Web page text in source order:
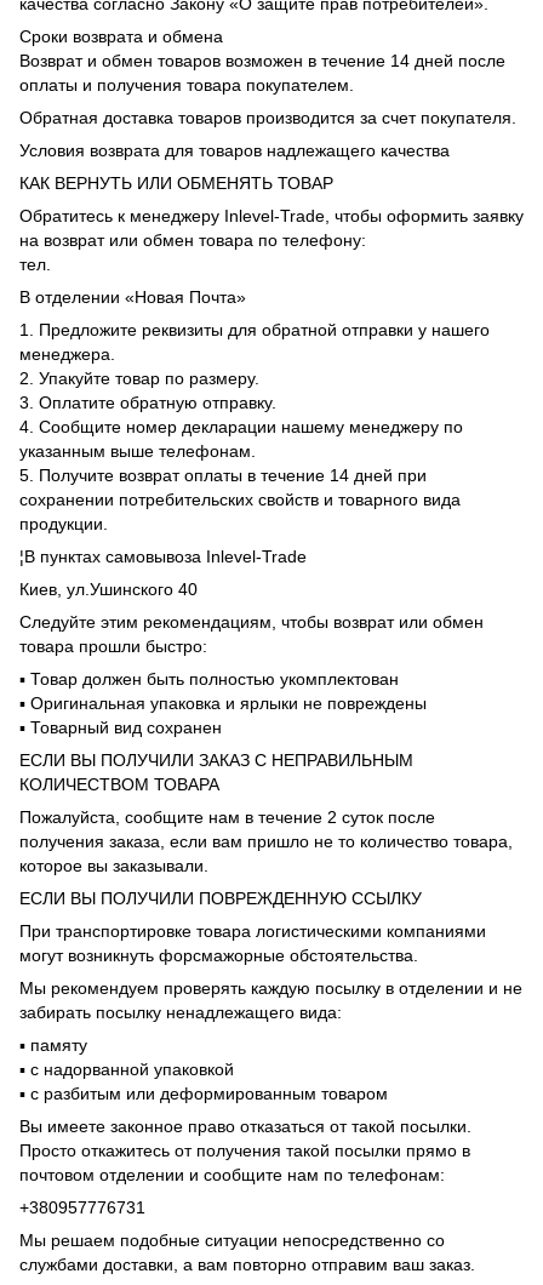
Сроки возврата и обмена
Возврат и обмен товаров возможен в течение 14 дней после
оплаты и получения товара покупателем.
Обратная доставка товаров производится за счет покупателя.
Условия возврата для товаров надлежащего качества
КАК ВЕРНУТЬ ИЛИ ОБМЕНЯТЬ ТОВАР
Обратитесь к менеджеру Inlevel-Trade, чтобы оформить заявку
на возврат или обмен товара по телефону:
тел.
В отделении «Новая Почта»
1. Предложите реквизиты для обратной отправки у нашего
менеджера.
2. Упакуйте товар по размеру.
3. Оплатите обратную отправку.
4. Сообщите номер декларации нашему менеджеру по
указанным выше телефонам.
5. Получите возврат оплаты в течение 14 дней при
сохранении потребительских свойств и товарного вида
продукции.
¦В пунктах самовывоза Inlevel-Trade
Киев, ул.Ушинского 40
Следуйте этим рекомендациям, чтобы возврат или обмен
товара прошли быстро:
▪️ Товар должен быть полностью укомплектован
▪️ Оригинальная упаковка и ярлыки не повреждены
▪️ Товарный вид сохранен
ЕСЛИ ВЫ ПОЛУЧИЛИ ЗАКАЗ С НЕПРАВИЛЬНЫМ
КОЛИЧЕСТВОМ ТОВАРА
Пожалуйста, сообщите нам в течение 2 суток после
получения заказа, если вам пришло не то количество товара,
которое вы заказывали.
ЕСЛИ ВЫ ПОЛУЧИЛИ ПОВРЕЖДЕННУЮ ССЫЛКУ
При транспортировке товара логистическими компаниями
могут возникнуть форсмажорные обстоятельства.
Мы рекомендуем проверять каждую посылку в отделении и не
забирать посылку ненадлежащего вида:
▪️ памяту
▪️ с надорванной упаковкой
▪️ с разбитым или деформированным товаром
Вы имеете законное право отказаться от такой посылки.
Просто откажитесь от получения такой посылки прямо в
почтовом отделении и сообщите нам по телефонам:
+380957776731
Мы решаем подобные ситуации непосредственно со
службами доставки, а вам повторно отправим ваш заказ.